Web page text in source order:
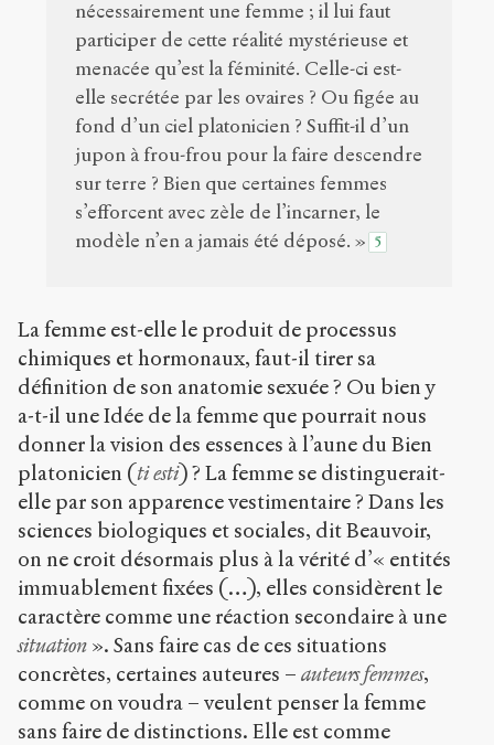
nécessairement une femme ; il lui faut
participer de cette réalité mystérieuse et
menacée qu’est la féminité. Celle-ci est-
elle secrétée par les ovaires ? Ou figée au
fond d’un ciel platonicien ? Suffit-il d’un
jupon à frou-frou pour la faire descendre
sur terre ? Bien que certaines femmes
s’efforcent avec zèle de l’incarner, le
modèle n’en a jamais été déposé. » 5
La femme est-elle le produit de processus
chimiques et hormonaux, faut-il tirer sa
définition de son anatomie sexuée ? Ou bien y
a-t-il une Idée de la femme que pourrait nous
donner la vision des essences à l’aune du Bien
platonicien (ti esti) ? La femme se distinguerait-
elle par son apparence vestimentaire ? Dans les
sciences biologiques et sociales, dit Beauvoir,
on ne croit désormais plus à la vérité d’« entités
immuablement fixées (…), elles considèrent le
caractère comme une réaction secondaire à une
situation ». Sans faire cas de ces situations
concrètes, certaines auteures – auteurs femmes,
comme on voudra – veulent penser la femme
sans faire de distinctions. Elle est comme